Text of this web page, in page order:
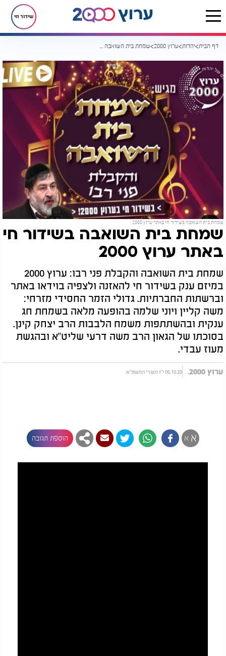
שידור חי
דף הבית יהדות ערוץ 2000 שמחת בית השואבה בשידור חי באתר ערוץ 2000
שמחת בית השואבה בשידור חי באתר ערוץ 2000
שמחת בית השואבה בשידור חי
באתר ערוץ 2000
שמחת בית השואבה והקבלת פני רבו: ערוץ 2000
במיזם ענק בשידור חי להאזנה ולצפיה בוידאו באתר
וברשתות החברתיות. גדולי הזמר החסידי מזרחי:
משה קליין ויוני שלמה בהופעה מלאה בשמחת חג
ענקית ובהשתתפות משמח הלבבות הרב יצחק קינן.
בסוכתו של הגאון הרב משה דרעי שליט"א ובהגשת
מעוז עבדי.
ערוץ 2000. 05.10.20 י"ז תשרי התשפ"א
א א הוספת תגובה